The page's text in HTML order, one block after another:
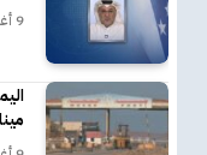
9 أغسطس، 2026